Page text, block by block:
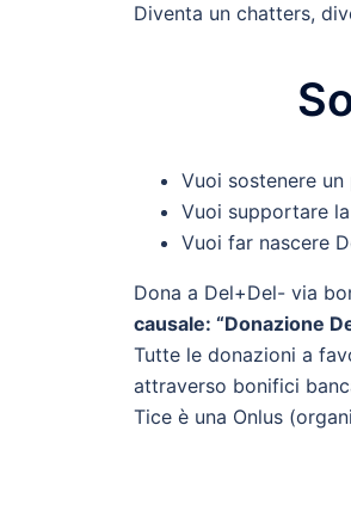
Diventa un chatters,
Vuoi sostenere
Vuoi supportare
Vuoi far nascere
Dona a Del+Del- via
causale: “Donazione
Tutte le donazioni a
attraverso bonifici
Tice è una Onlus